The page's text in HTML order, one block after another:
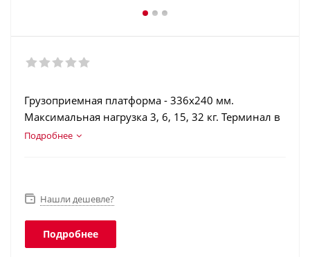
Грузоприемная платформа - 336х240 мм.
Максимальная нагрузка 3, 6, 15, 32 кг. Терминал в
корпусе из нержавеющей стали.
Подробнее
Нашли дешевле?
Подробнее